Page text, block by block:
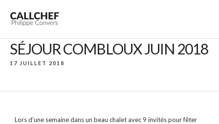
SÉJOUR COMBLOUX JUIN 2018
17 JUILLET 2018
Lors d’une semaine dans un beau chalet avec 9 invités pour fêter